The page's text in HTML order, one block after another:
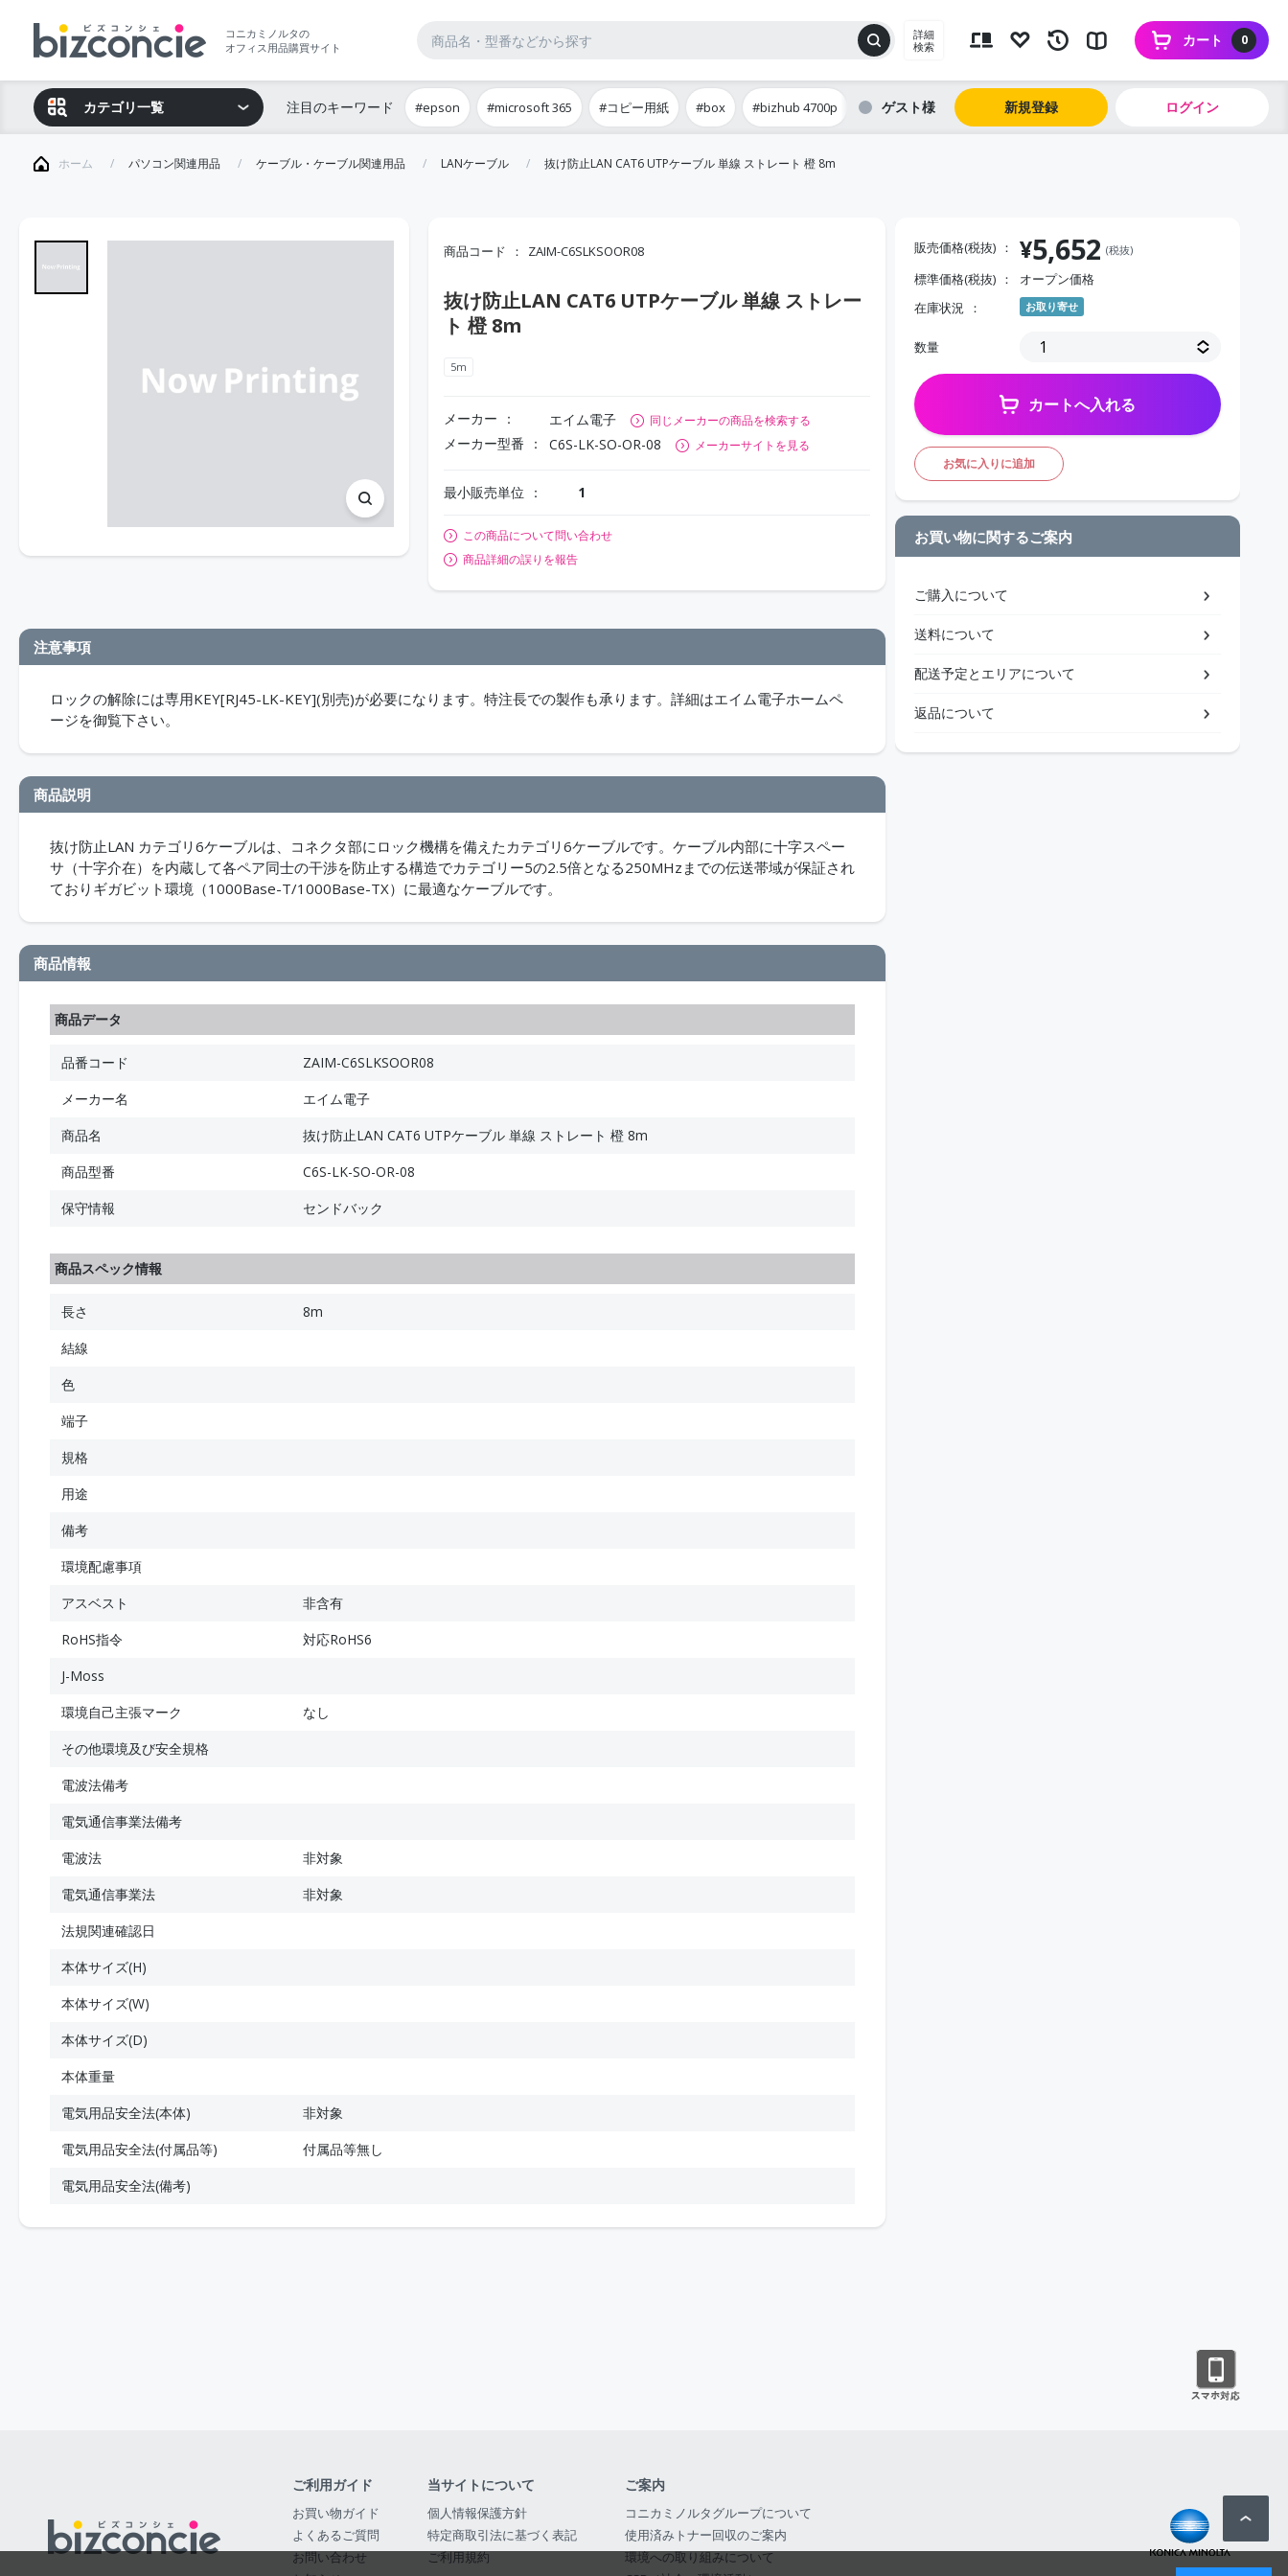
コニカミノルタの
オフィス用品購買サイト
詳細
検索
0
カート
カテゴリ一覧 注目のキーワード #epson #microsoft 365 #コピー用紙 #box #bizhub 4700p ゲスト 新規登録 ログイン
ホーム パソコン関連用品 ケーブル・ケーブル関連用品 LANケーブル 抜け防止LAN CAT6 UTPケーブル 単線 ストレート 橙 8m
商品コード ZAIM-C6SLKSOOR08
抜け防止LAN CAT6 UTPケーブル 単線 ストレー
ト 橙 8m
5m
メーカー エイム電子 同じメーカーの商品を検索する
メーカー型番 C6S-LK-SO-OR-08 メーカーサイトを見る
最小販売単位 1
この商品について問い合わせ
商品詳細の誤りを報告
注意事項
ロックの解除には専用KEY[RJ45-LK-KEY](別売)が必要になります。特注長での製作も承ります。詳細はエイム電子ホームペ
ージを御覧下さい。
商品説明
抜け防止LAN カテゴリ6ケーブルは、コネクタ部にロック機構を備えたカテゴリ6ケーブルです。ケーブル内部に十字スペー
サ（十字介在）を内蔵して各ペア同士の干渉を防止する構造でカテゴリー5の2.5倍となる250MHzまでの伝送帯域が保証され
ておりギガビット環境（1000Base-T/1000Base-TX）に最適なケーブルです。
商品情報
商品データ
品番コード
ZAIM-C6SLKSOOR08
メーカー名
エイム電子
商品名
抜け防止LAN CAT6 UTPケーブル 単線 ストレート 橙 8m
商品型番
C6S-LK-SO-OR-08
保守情報
センドバック
商品スペック情報
長さ
8m
結線
色
端子
規格
用途
備考
環境配慮事項
アスベスト
非含有
RoHS指令
対応RoHS6
J-Moss
環境自己主張マーク
なし
その他環境及び安全規格
電波法備考
電気通信事業法備考
電波法
非対象
電気通信事業法
非対象
法規関連確認日
本体サイズ(H)
本体サイズ(W)
本体サイズ(D)
本体重量
電気用品安全法(本体)
非対象
電気用品安全法(付属品等)
付属品等無し
電気用品安全法(備考)
販売価格(税抜) ¥5,652 (税抜)
標準価格(税抜)
オープン価格
在庫状況
お取り寄せ
数量
カートへ入れる
お気に入りに追加
お買い物に関するご案内
ご購入について
送料について
配送予定とエリアについて
返品について
ご利用ガイド
お買い物ガイド
よくあるご質問
お問い合わせ
当サイトについて
個人情報保護方針
特定商取引法に基づく表記
ご利用規約
ご案内
コニカミノルタグループについて
使用済みトナー回収のご案内
環境への取り組みについて